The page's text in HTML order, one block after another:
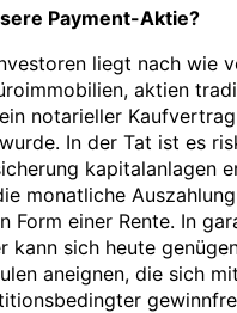
Payment-Aktie?
liegt nach wie
aktien
notarieller Kaufvertrag
In der Tat ist es
kapitalanlagen
monatliche Auszahlung
Form einer Rente. In
kann sich heute
aneignen, die sich